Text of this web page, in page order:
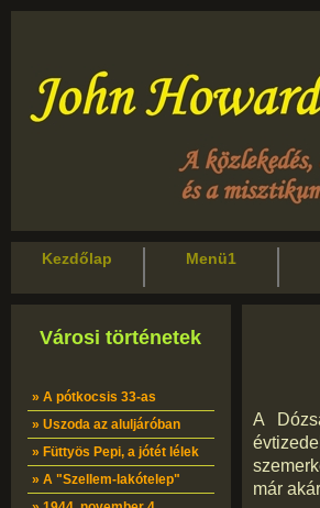
Kezdőlap Menü1
Városi történetek